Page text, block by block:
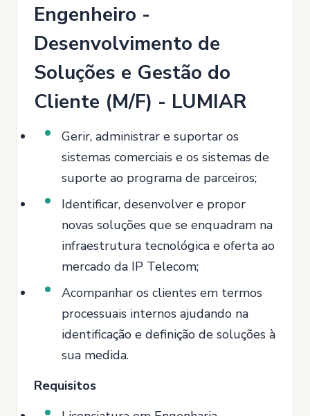
Engenheiro -
Desenvolvimento de
Soluções e Gestão do
Cliente (M/F) - LUMIAR
Gerir, administrar e suportar os
sistemas comerciais e os sistemas de
suporte ao programa de parceiros;
Identificar, desenvolver e propor
novas soluções que se enquadram na
infraestrutura tecnológica e oferta ao
mercado da IP Telecom;
Acompanhar os clientes em termos
processuais internos ajudando na
identificação e definição de soluções à
sua medida.
Requisitos